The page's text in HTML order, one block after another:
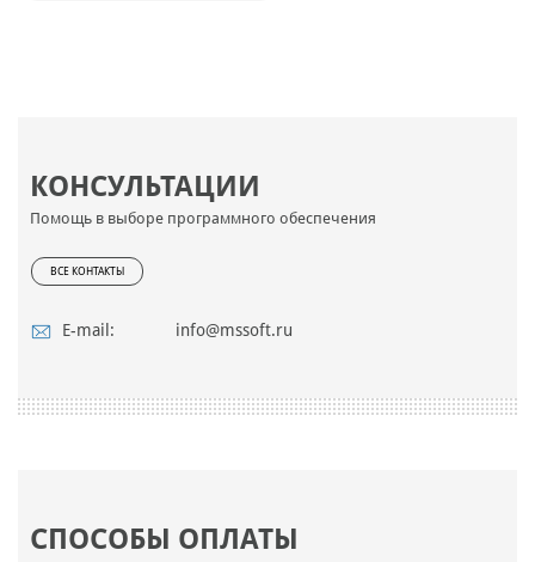
КОНСУЛЬТАЦИИ
Помощь в выборе программного обеспечения
ВСЕ КОНТАКТЫ
E-mail: info@mssoft.ru
СПОСОБЫ ОПЛАТЫ